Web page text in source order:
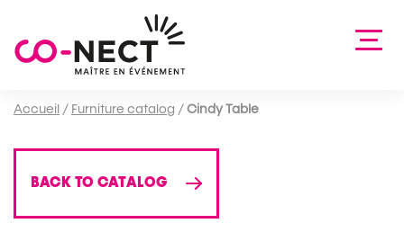
Accueil / Furniture catalog / Cindy Table
BACK TO CATALOG